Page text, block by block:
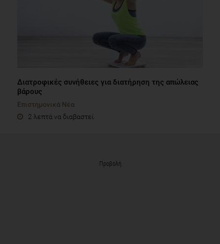
Διατροφικές συνήθειες για διατήρηση της απώλειας
βάρους
Επιστημονικά Νέα
2 λεπτά να διαβαστεί
Προβολή